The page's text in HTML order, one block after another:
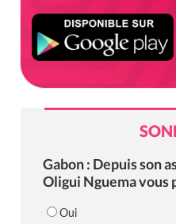
Gabon : Depuis son
Oligui Nguema vous
Oui